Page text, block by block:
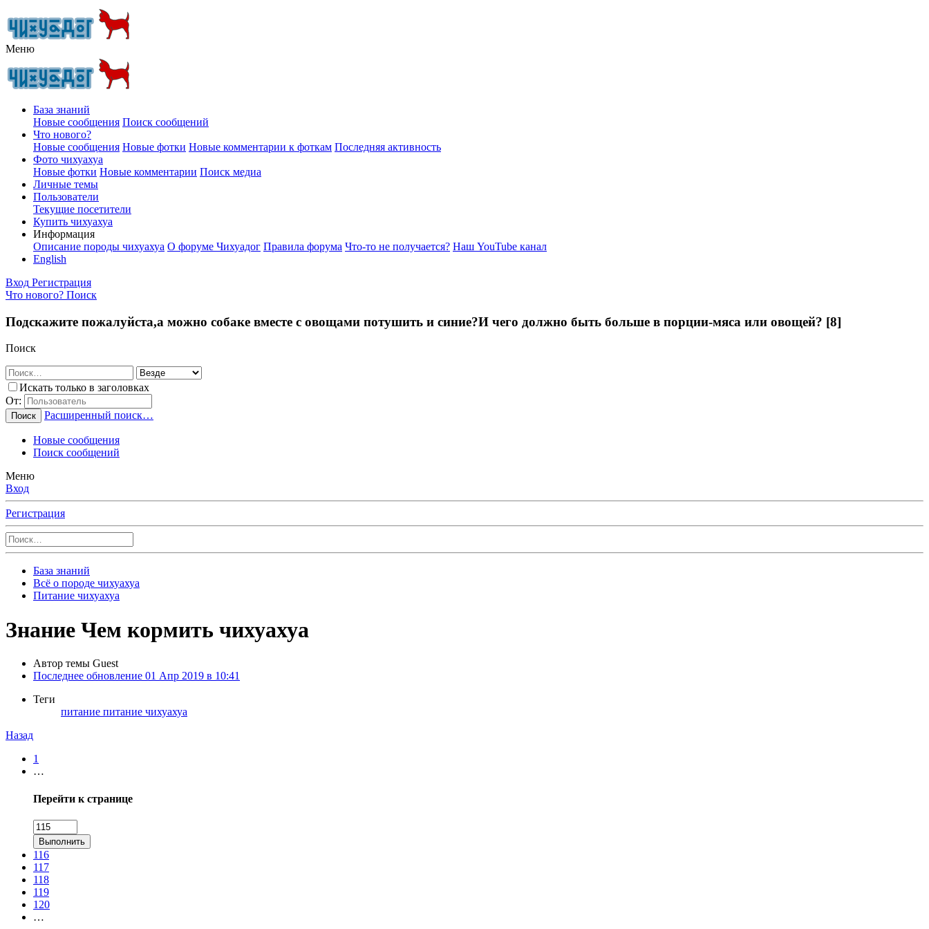
Меню
База знаний
Новые сообщения Поиск сообщений
Что нового?
Новые сообщения Новые фотки Новые комментарии к фоткам Последняя активность
Фото чихуахуа
Новые фотки Новые комментарии Поиск медиа
Личные темы
Пользователи
Текущие посетители
Купить чихуахуа
Информация
Описание породы чихуахуа О форуме Чихуадог Правила форума Что-то не получается? Наш YouTube канал
English
Вход Регистрация
Что нового? Поиск
Подскажите пожалуйста,а можно собаке вместе с овощами потушить и синие?И чего должно быть больше в порции-мяса или овощей? [8]
Поиск
Искать только в заголовках
От:
Поиск Расширенный поиск…
Новые сообщения
Поиск сообщений
Меню
Вход
Регистрация
База знаний
Всё о породе чихуахуа
Питание чихуахуа
Знание Чем кормить чихуахуа
Автор темы Guest
Последнее обновление 01 Апр 2019 в 10:41
Теги
питание питание чихуахуа
Назад
1
…
Перейти к странице
Выполнить
116
117
118
119
120
…